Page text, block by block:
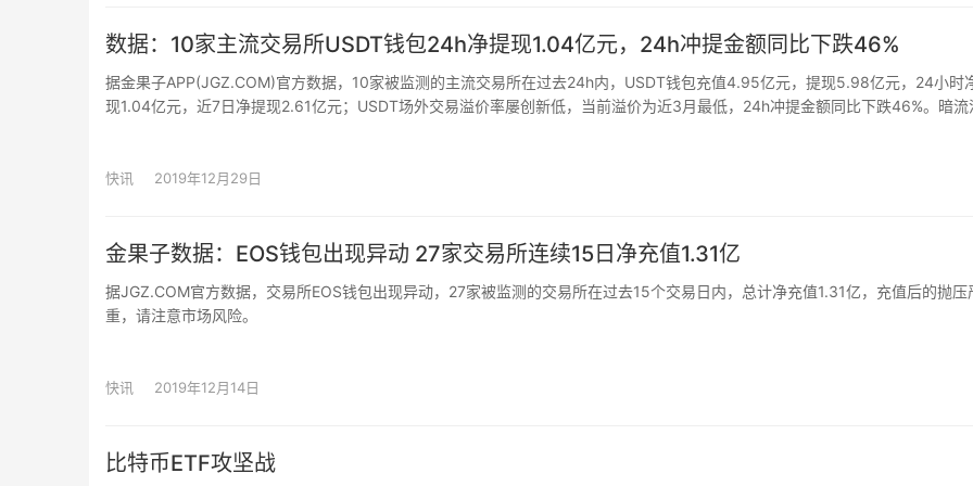
数据：10家主流交易所USDT钱包24h净提现1.04亿元，24h冲提金额同比下跌46%
据金果子APP(JGZ.COM)官方数据，10家被监测的主流交易所在过去24h内，USDT钱包充值4.95亿元，提现5.98亿元，24小时
现1.04亿元，近7日净提现2.61亿元；USDT场外交易溢价率屡创新低，当前溢价为近3月最低，24h冲提金额同比下跌46%。暗流
快讯 2019年12月29日
金果子数据：EOS钱包出现异动 27家交易所连续15日净充值1.31亿
据JGZ.COM官方数据，交易所EOS钱包出现异动，27家被监测的交易所在过去15个交易日内，总计净充值1.31亿，充值后的抛压
重，请注意市场风险。
快讯 2019年12月14日
比特币ETF攻坚战